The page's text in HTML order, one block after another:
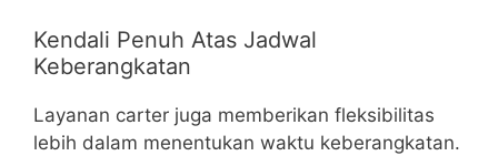
Kendali Penuh Atas Jadwal
Keberangkatan
Layanan carter juga memberikan fleksibilitas
lebih dalam menentukan waktu keberangkatan.